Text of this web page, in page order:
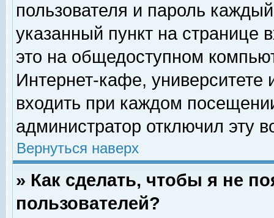
пользователя и пароль
указанный пункт на
это на общедоступном
Интернет-кафе, университете
входить при каждом
администратор отключил эту
Вернуться наверх
» Как сделать, чтобы я не
пользователей?